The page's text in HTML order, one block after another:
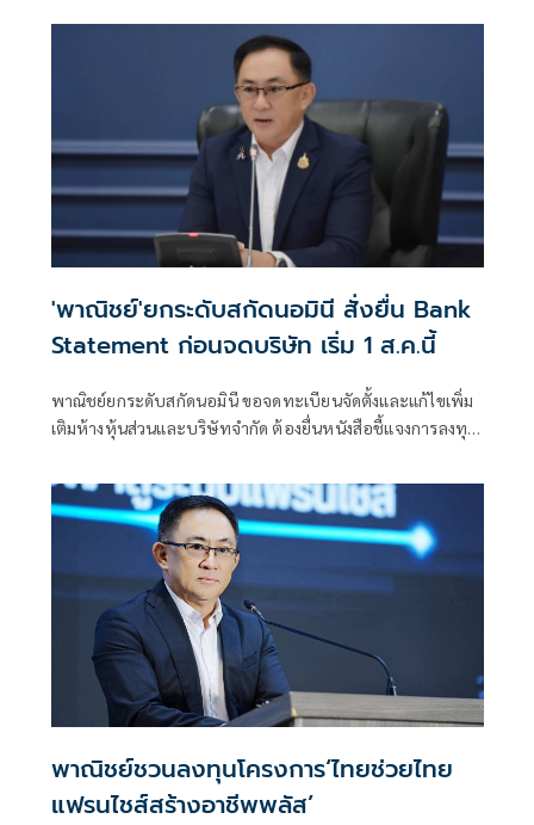
กองทุน ววน. เพิ่มคุณค่างานวิจัยไทย
'พาณิชย์'ยกระดับสกัดนอมินี สั่งยื่น Bank
Statement ก่อนจดบริษัท เริ่ม 1 ส.ค.นี้
พาณิชย์ยกระดับสกัดนอมินี ขอจดทะเบียนจัดตั้งและแก้ไขเพิ่ม
เติมห้างหุ้นส่วนและบริษัทจำกัด ต้องยื่นหนังสือชี้แจงการลงทุน
พาณิชย์ชวนลงทุนโครงการ‘ไทยช่วยไทย
แฟรนไชส์สร้างอาชีพพลัส’